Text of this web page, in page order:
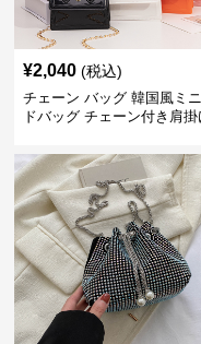
¥2,040 (税込)
チェーン バッグ 韓国風ミ
ドバッグ チェーン付き肩掛